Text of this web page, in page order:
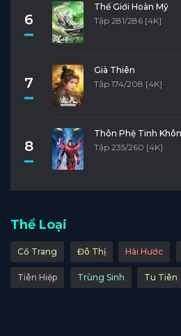
6
Thế Giới Hoàn Mỹ
Tập 281/286 [4K]
7
Già Thiên
Tập 174/208 [4K]
8
Thôn Phệ Tinh
Tập 235/260 [4K]
Thể Loại
Cổ Trang Đô Thị Hài Hước
Tiên Hiệp Trùng Sinh Tu Tiên